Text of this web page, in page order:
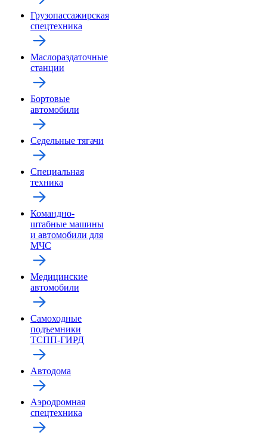
Грузопассажирская
спецтехника
Маслораздаточные
станции
Бортовые
автомобили
Седельные тягачи
Специальная
техника
Командно-
штабные машины
и автомобили для
МЧС
Медицинские
автомобили
Самоходные
подъемники
ТСПП-ГИРД
Автодома
Аэродромная
спецтехника